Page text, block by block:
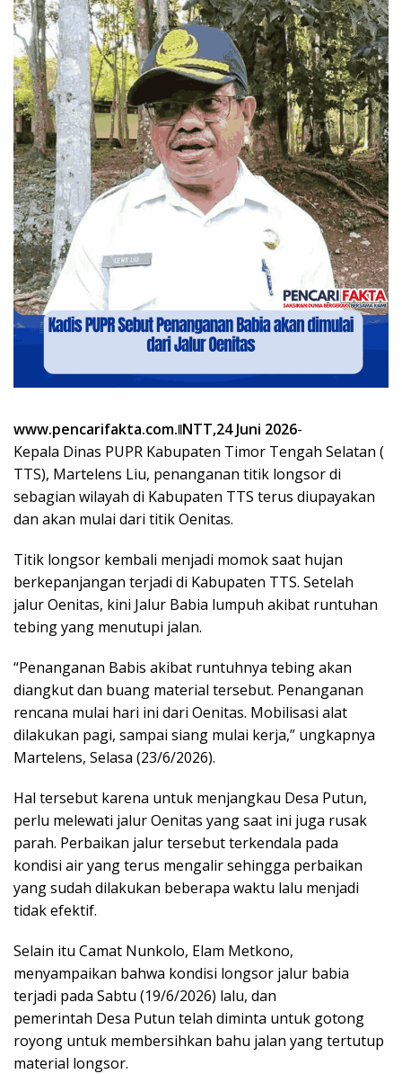
www.pencarifakta.com.ǁNTT,24 Juni 2026-
Kepala Dinas PUPR Kabupaten Timor Tengah Selatan (
TTS), Martelens Liu, penanganan titik longsor di
sebagian wilayah di Kabupaten TTS terus diupayakan
dan akan mulai dari titik Oenitas.
Titik longsor kembali menjadi momok saat hujan
berkepanjangan terjadi di Kabupaten TTS. Setelah
jalur Oenitas, kini Jalur Babia lumpuh akibat runtuhan
tebing yang menutupi jalan.
“Penanganan Babis akibat runtuhnya tebing akan
diangkut dan buang material tersebut. Penanganan
rencana mulai hari ini dari Oenitas. Mobilisasi alat
dilakukan pagi, sampai siang mulai kerja,” ungkapnya
Martelens, Selasa (23/6/2026).
Hal tersebut karena untuk menjangkau Desa Putun,
perlu melewati jalur Oenitas yang saat ini juga rusak
parah. Perbaikan jalur tersebut terkendala pada
kondisi air yang terus mengalir sehingga perbaikan
yang sudah dilakukan beberapa waktu lalu menjadi
tidak efektif.
Selain itu Camat Nunkolo, Elam Metkono,
menyampaikan bahwa kondisi longsor jalur babia
terjadi pada Sabtu (19/6/2026) lalu, dan
pemerintah Desa Putun telah diminta untuk gotong
royong untuk membersihkan bahu jalan yang tertutup
material longsor.